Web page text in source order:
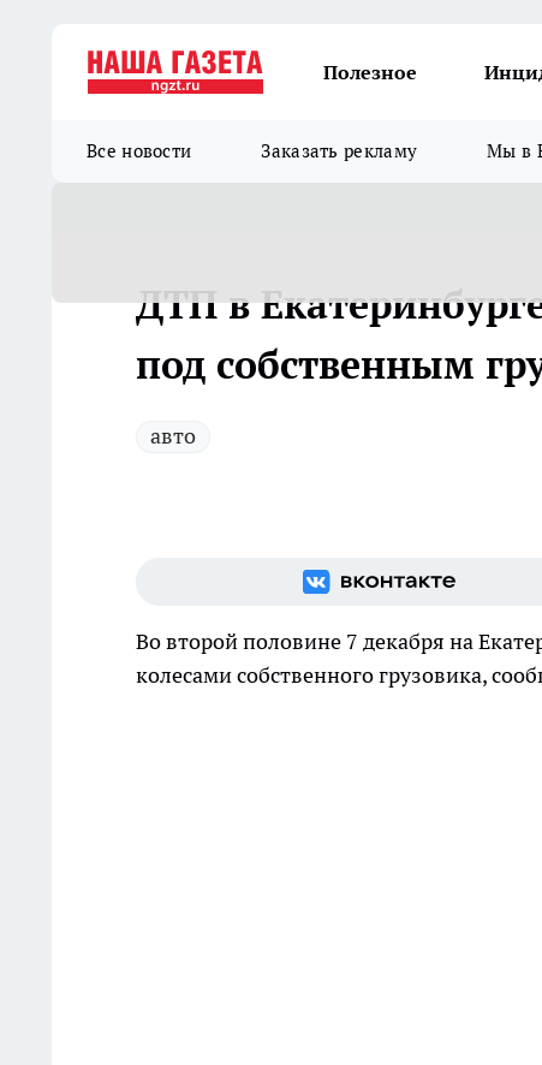
Полезное
Все новости Заказать рекламу Мы в
ДТП в
под собственным
авто
Во второй половине 7 декабря на
колесами собственного грузовика,